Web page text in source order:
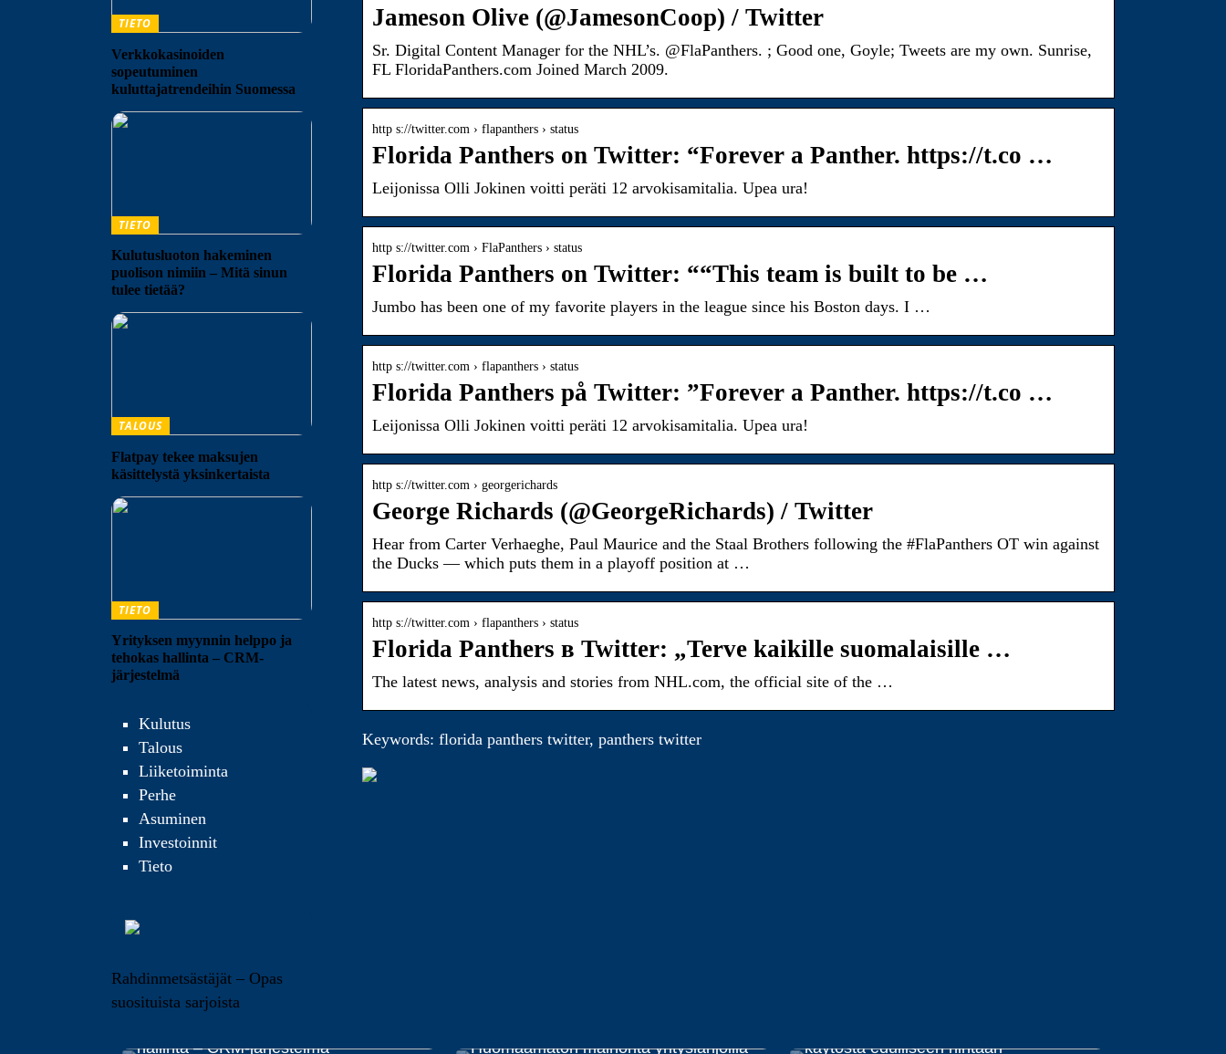
Jameson Olive (@JamesonCoop) / Twitter
Sr. Digital Content Manager for the NHL’s. @FlaPanthers. ; Good one, Goyle; Tweets are my own. Sunrise,
FL FloridaPanthers.com Joined March 2009.
http s://twitter.com › flapanthers › status
Florida Panthers on Twitter: “Forever a Panther. https://t.co …
Leijonissa Olli Jokinen voitti peräti 12 arvokisamitalia. Upea ura!
http s://twitter.com › FlaPanthers › status
Florida Panthers on Twitter: ““This team is built to be …
Jumbo has been one of my favorite players in the league since his Boston days. I …
http s://twitter.com › flapanthers › status
Florida Panthers på Twitter: ”Forever a Panther. https://t.co …
Leijonissa Olli Jokinen voitti peräti 12 arvokisamitalia. Upea ura!
http s://twitter.com › georgerichards
George Richards (@GeorgeRichards) / Twitter
Hear from Carter Verhaeghe, Paul Maurice and the Staal Brothers following the #FlaPanthers OT win against
the Ducks — which puts them in a playoff position at …
http s://twitter.com › flapanthers › status
Florida Panthers в Twitter: „Terve kaikille suomalaisille …
The latest news, analysis and stories from NHL.com, the official site of the …
Keywords: florida panthers twitter, panthers twitter
TIETO
Verkkokasinoiden
sopeutuminen
kuluttajatrendeihin Suomessa
TIETO
Kulutusluoton hakeminen
puolison nimiin – Mitä sinun
tulee tietää?
TALOUS
Flatpay tekee maksujen
käsittelystä yksinkertaista
TIETO
Yrityksen myynnin helppo ja
tehokas hallinta – CRM-
järjestelmä
Kulutus
Talous
Liiketoiminta
Perhe
Asuminen
Investoinnit
Tieto
Rahdinmetsästäjät – Opas
suosituista sarjoista
hallinta – CRM-järjestelmä
Huomaamaton mainonta yrityslahjoilla
käytöstä edulliseen hintaan